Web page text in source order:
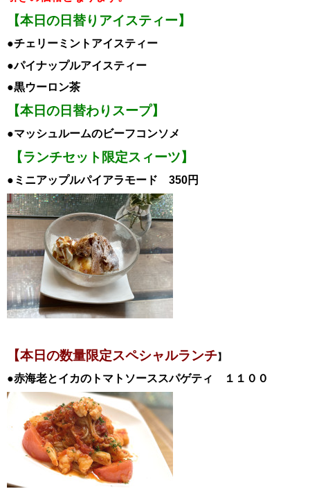
【本日の日替りアイスティー】
●チェリーミント アイスティー
●パイナップルアイスティー
●黒ウーロン茶
【本日の日替わりスープ】
●マッシュルームのビーフコンソメ
【ランチセット限定スィーツ】
●ミニアップルパイアラモード 350円
【本日の数量限定スペシャルランチ】
●赤海老とイカのトマトソーススパゲティ １１００